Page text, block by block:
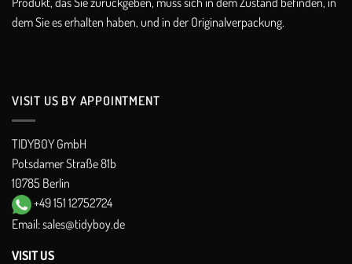
dem Sie es erhalten haben, und in der Originalverpackung.
VISIT US BY APPOINTMENT
TIDYBOY GmbH
Potsdamer Straße 81b
10785 Berlin
+49 151 12752724
Email:sales@tidyboy.de
VISIT US